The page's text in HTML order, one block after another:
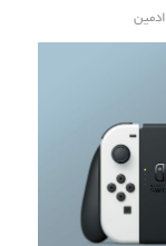
ادمین